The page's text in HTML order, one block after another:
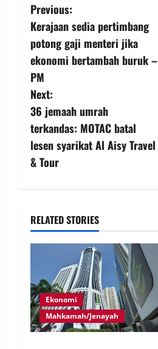
Previous:
Kerajaan sedia pertimbang
potong gaji menteri jika
ekonomi bertambah buruk –
PM
Next:
36 jemaah umrah
terkandas: MOTAC batal
lesen syarikat Al Aisy Travel
& Tour
RELATED STORIES
Ekonomi
Mahkamah/Jenayah